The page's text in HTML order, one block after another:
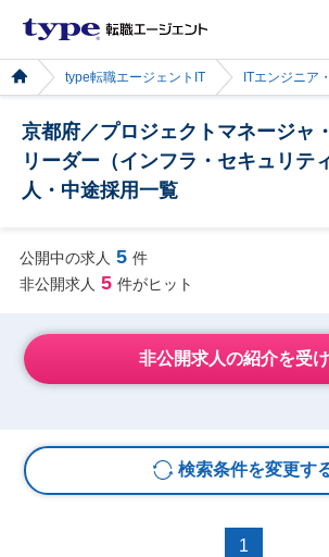
type転職エージェントIT ITエンジニア
京都府／プロジェクトマネージャ
リーダー（インフラ・セキュリテ
人・中途採用一覧
公開中の求人 5 件
非公開求人 5 件がヒット
非公開求人の紹介を受
検索条件を変更す
1